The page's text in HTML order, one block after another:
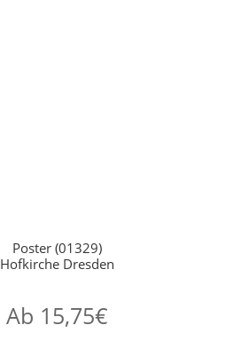
Poster (01329)
Hofkirche Dresden
Ab 15,75€